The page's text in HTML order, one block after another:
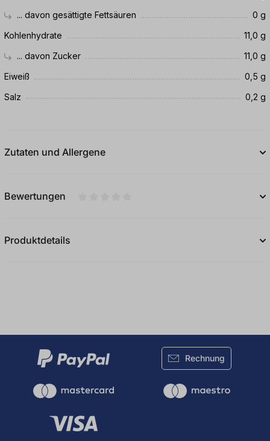
... davon gesättigte Fettsäuren
0 g
Kohlenhydrate
11,0 g
... davon Zucker
11,0 g
Eiweiß
0,5 g
Salz
0,2 g
Zutaten und Allergene
Bewertungen
Produktdetails
Rechnung